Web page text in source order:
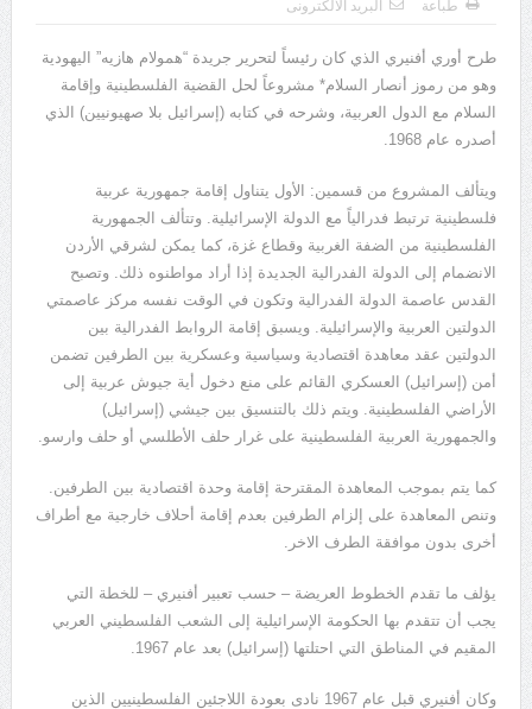
طباعة
البريد الالكترونى
طرح أوري أفنيري الذي كان رئيساً لتحرير جريدة “همولام هازيه” اليهودية
وهو من رموز أنصار السلام* مشروعاً لحل القضية الفلسطينية وإقامة
السلام مع الدول العربية، وشرحه في كتابه (إسرائيل بلا صهيونيين) الذي
أصدره عام 1968.
ويتألف المشروع من قسمين: الأول يتناول إقامة جمهورية عربية
فلسطينية ترتبط فدرالياً مع الدولة الإسرائيلية. وتتألف الجمهورية
الفلسطينية من الضفة الغربية وقطاع غزة، كما يمكن لشرقي الأردن
الانضمام إلى الدولة الفدرالية الجديدة إذا أراد مواطنوه ذلك. وتصبح
القدس عاصمة الدولة الفدرالية وتكون في الوقت نفسه مركز عاصمتي
الدولتين العربية والإسرائيلية. ويسبق إقامة الروابط الفدرالية بين
الدولتين عقد معاهدة اقتصادية وسياسية وعسكرية بين الطرفين تضمن
أمن (إسرائيل) العسكري القائم على منع دخول أية جيوش عربية إلى
الأراضي الفلسطينية. ويتم ذلك بالتنسيق بين جيشي (إسرائيل)
والجمهورية العربية الفلسطينية على غرار حلف الأطلسي أو حلف وارسو.
كما يتم بموجب المعاهدة المقترحة إقامة وحدة اقتصادية بين الطرفين.
وتنص المعاهدة على إلزام الطرفين بعدم إقامة أحلاف خارجية مع أطراف
أخرى بدون موافقة الطرف الاخر.
يؤلف ما تقدم الخطوط العريضة – حسب تعبير أفنيري – للخطة التي
يجب أن تتقدم بها الحكومة الإسرائيلية إلى الشعب الفلسطيني العربي
المقيم في المناطق التي احتلتها (إسرائيل) بعد عام 1967.
وكان أفنيري قبل عام 1967 نادى بعودة اللاجئين الفلسطينيين الذين